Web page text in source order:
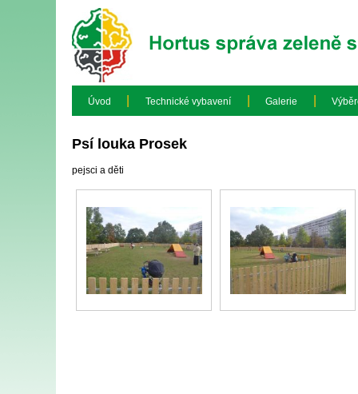
Úvod Technické vybavení Galerie
Psí louka Prosek
pejsci a děti